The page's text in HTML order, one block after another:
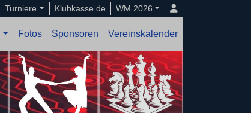
Turniere Klubkasse.de WM 2026
Fotos Sponsoren Vereinskalender